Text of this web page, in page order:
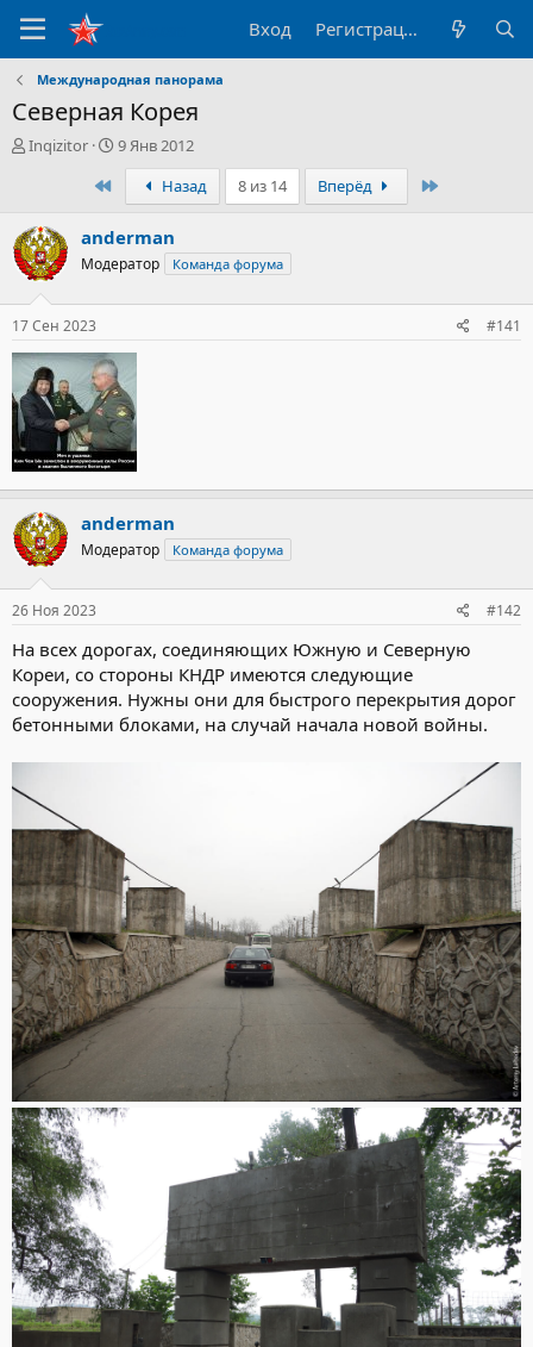
Вход Регистрация
Международная панорама
Северная Корея
А
р
т
е
м
ы
Inqizitor
Д
н
а
ч
9 Янв 2012
ПервыйНазад 8 из 14 Вперёд
anderman
Модератор Команда форума
17 Сен 2023 #141
anderman
Модератор Команда форума
26 Ноя 2023 #142
На всех дорогах, соединяющих Южную и Северную
Кореи, со стороны КНДР имеются следующие
сооружения. Нужны они для быстрого перекрытия дорог
бетонными блоками, на случай начала новой войны.